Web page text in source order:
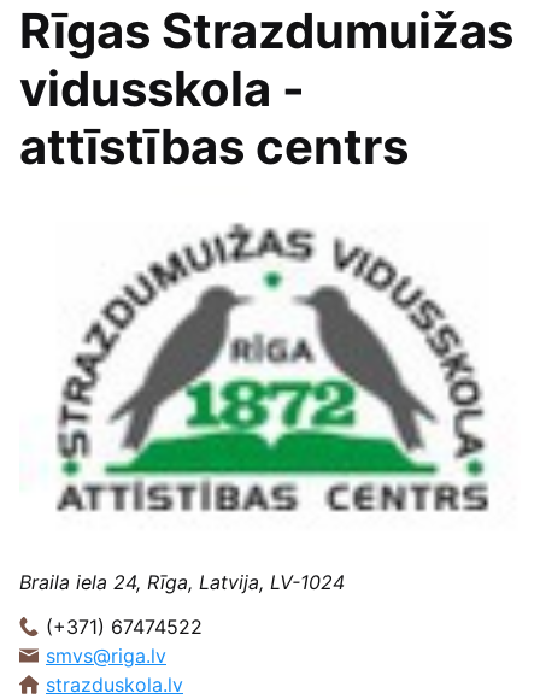
Rīgas Strazdumuižas
vidusskola -
attīstības centrs
Braila iela 24, Rīga, Latvija, LV-1024
(+371) 67474522
smvs@riga.lv
strazduskola.lv